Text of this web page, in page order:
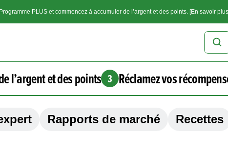
PLUS et commencez à accumuler de l’argent et des points. [En savoir
l’argent et des points 3 Réclamez vos
Rapports de marché
Recettes